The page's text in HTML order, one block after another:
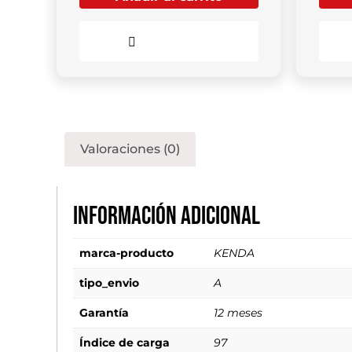
Valoraciones (0)
Información adicional
marca-producto KENDA
tipo_envio A
Garantía 12 meses
Índice de carga 97